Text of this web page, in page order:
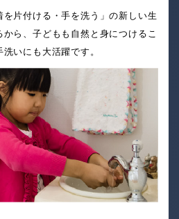
片付ける・手を洗う」の新しい生
ら、子どもも自然と身につけるこ
いにも大活躍です。